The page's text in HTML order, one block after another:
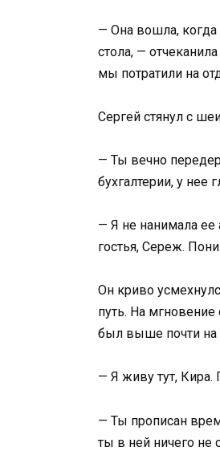
— Она вошла,
стола, —
мы потратили на
Сергей стянул с
— Ты вечно
бухгалтерии, у нее
— Я не нанимала ее
гостья, Сереж.
Он криво
путь. На
был выше почти на
— Я живу тут, Кира.
— Ты прописан
ты в ней ничего